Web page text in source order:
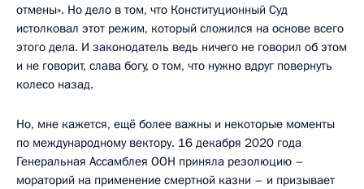
отмены». Но дело в том, что Конституционный Суд
истолковал этот режим, который сложился на основе всего
этого дела. И законодатель ведь ничего не говорил об этом
и не говорит, слава богу, о том, что нужно вдруг повернуть
колесо назад.
Но, мне кажется, ещё более важны и некоторые моменты
по международному вектору. 16 декабря 2020 года
Генеральная Ассамблея ООН приняла резолюцию –
мораторий на применение смертной казни – и призывает